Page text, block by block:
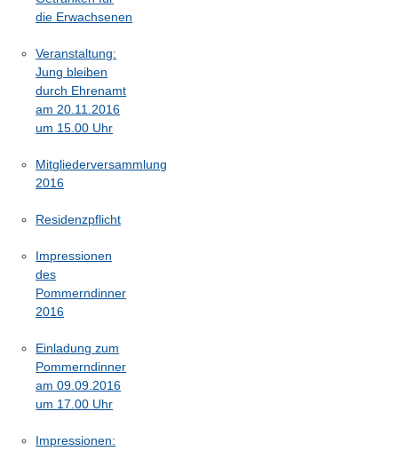
die Erwachsenen
Veranstaltung:
Jung bleiben
durch Ehrenamt
am 20.11.2016
um 15.00 Uhr
Mitgliederversammlung
2016
Residenzpflicht
Impressionen
des
Pommerndinner
2016
Einladung zum
Pommerndinner
am 09.09.2016
um 17.00 Uhr
Impressionen: